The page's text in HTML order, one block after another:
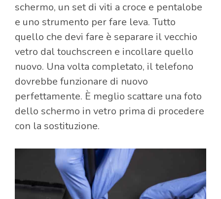
schermo, un set di viti a croce e pentalobe
e uno strumento per fare leva. Tutto
quello che devi fare è separare il vecchio
vetro dal touchscreen e incollare quello
nuovo. Una volta completato, il telefono
dovrebbe funzionare di nuovo
perfettamente. È meglio scattare una foto
dello schermo in vetro prima di procedere
con la sostituzione.